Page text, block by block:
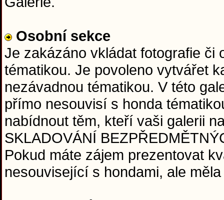
Osobní sekce
Je zakázáno vkládat fotografie či
tématikou. Je povoleno vytvářet
nezávadnou tématikou. V této
přímo nesouvisí s honda
nabídnout těm, kteří vaši galerii
SKLADOVÁNÍ
Pokud máte zájem prezentovat
nesouvisející s hondami, ale